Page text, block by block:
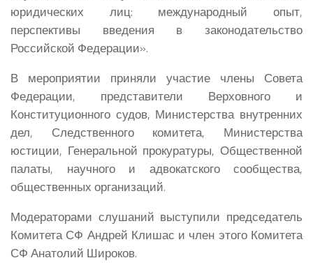
юридических лиц: международный опыт,
перспективы введения в законодательство
Российской Федерации».
В мероприятии приняли участие члены Совета
Федерации, представители Верховного и
Конституционного судов, Министерства внутренних
дел, Следственного комитета, Министерства
юстиции, Генеральной прокуратуры, Общественной
палаты, научного и адвокатского сообщества,
общественных организаций.
Модераторами слушаний выступили председатель
Комитета СФ Андрей Клишас и член этого Комитета
СФ Анатолий Широков.